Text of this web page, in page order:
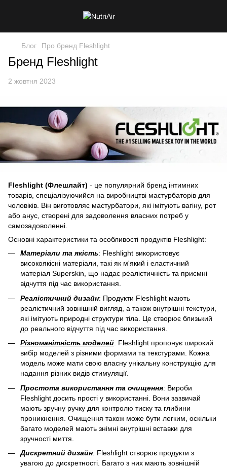
Блог Про бренд Fleshlight
Бренд Fleshlight
2 жовтня 2023
Fleshlight (Флешлайт) - це популярний бренд інтимних
товарів, спеціалізуючийся на виробництві мастурбаторів для
чоловіків. Він виготовляє мастурбатори, які імітують вагіну, рот
або анус, створені для задоволення власних потреб у
самозадоволенні.
Основні характеристики та особливості продуктів Fleshlight:
Матеріали та якість: Fleshlight використовує
високоякісні матеріали, такі як м'який і еластичний
матеріал Superskin, що надає реалістичність та приємні
відчуття під час використання.
Реалістичний дизайн: Продукти Fleshlight мають
реалістичний зовнішній вигляд, а також внутрішні текстури,
які імітують природні структури тіла. Це створює близький
до реального відчуття під час використання.
Різноманітність моделей: Fleshlight пропонує широкий
вибір моделей з різними формами та текстурами. Кожна
модель може мати свою власну унікальну конструкцію для
надання різних видів стимуляції.
Простота використання та очищення: Вироби
Fleshlight досить прості у використанні. Вони зазвичай
мають зручну ручку для контролю тиску та глибини
проникнення. Очищення також може бути легким, оскільки
багато моделей мають знімні внутрішні вставки для
зручності миття.
Дискретний дизайн: Fleshlight створює продукти з
увагою до дискретності. Багато з них мають зовнішній